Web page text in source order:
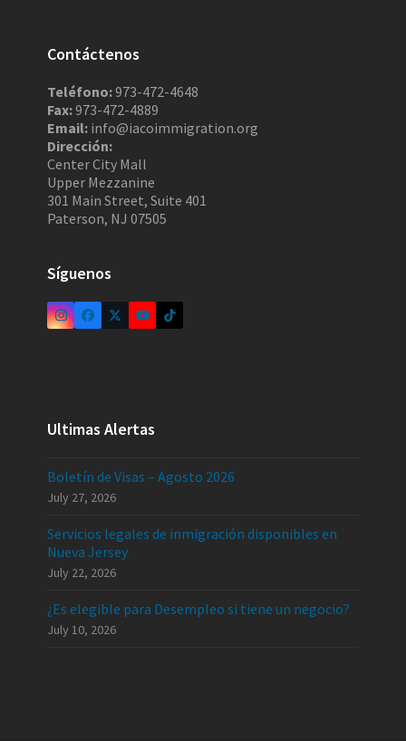
Contáctenos
Teléfono:973-472-4648
Fax:973-472-4889
Email: info@iacoimmigration.org
Dirección:
Center City Mall
Upper Mezzanine
301 Main Street, Suite 401
Paterson, NJ 07505
Síguenos
Ultimas Alertas
Boletín de Visas – Agosto 2026
July 27, 2026
Servicios legales de inmigración disponibles en
Nueva Jersey
July 22, 2026
¿Es elegible para Desempleo si tiene un negocio?
July 10, 2026